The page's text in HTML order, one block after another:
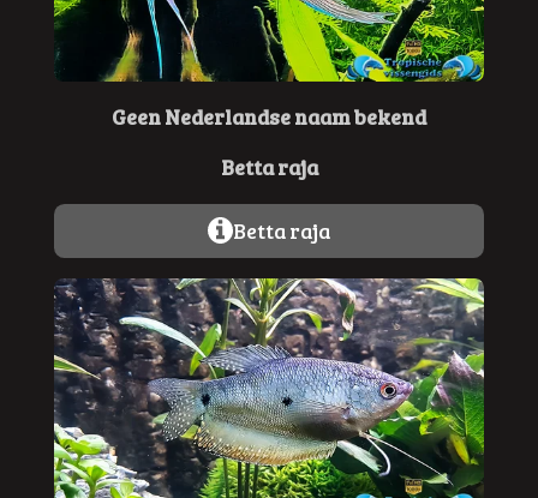
Geen Nederlandse naam bekend
Betta raja
Betta raja